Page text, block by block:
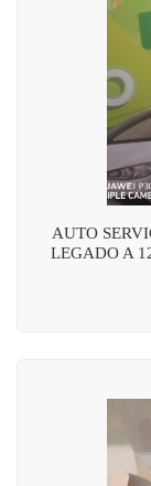
AUTO
LEGADO A